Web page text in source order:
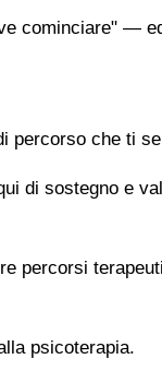
cominciare" —
percorso che ti
di sostegno e
percorsi
psicoterapia.